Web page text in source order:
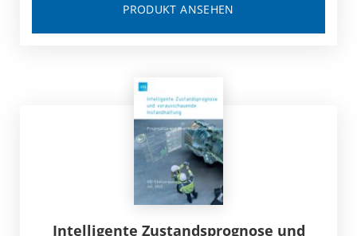
PRODUKT ANSEHEN
Intelligente Zustandsprognose und